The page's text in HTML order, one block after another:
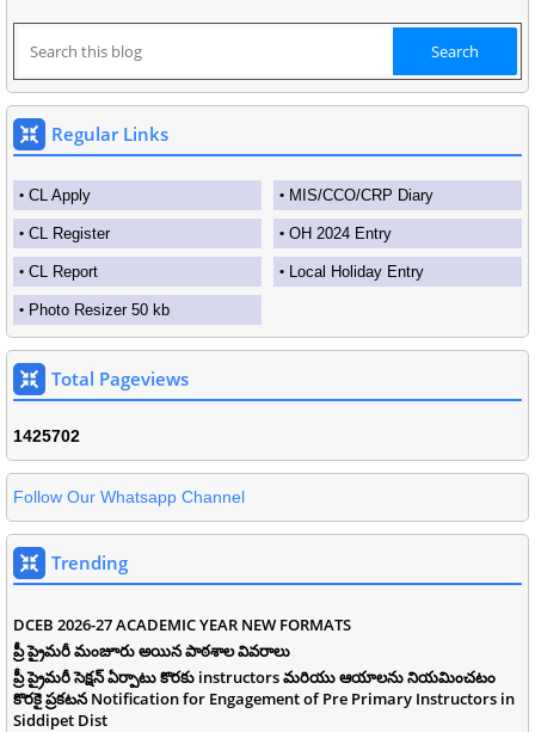
Regular Links
CL Apply MIS/CCO/CRP Diary
CL Register OH 2024 Entry
CL Report Local Holiday Entry
Photo Resizer 50 kb
Total Pageviews
1425702
Follow Our Whatsapp Channel
Trending
DCEB 2026-27 ACADEMIC YEAR NEW FORMATS
ప్రీ ప్రైమరీ మంజూరు అయిన పాఠశాల వివరాలు
ప్రీ ప్రైమరీ సెక్షన్ ఏర్పాటు కొరకు instructors మరియు ఆయాలను నియమించటం
కొరకై ప్రకటన Notification for Engagement of Pre Primary Instructors in
Siddipet Dist